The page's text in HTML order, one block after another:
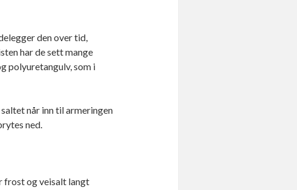
den over tid,
har de sett mange
polyuretangulv, som i
når inn til armeringen
ned.
frost og veisalt langt